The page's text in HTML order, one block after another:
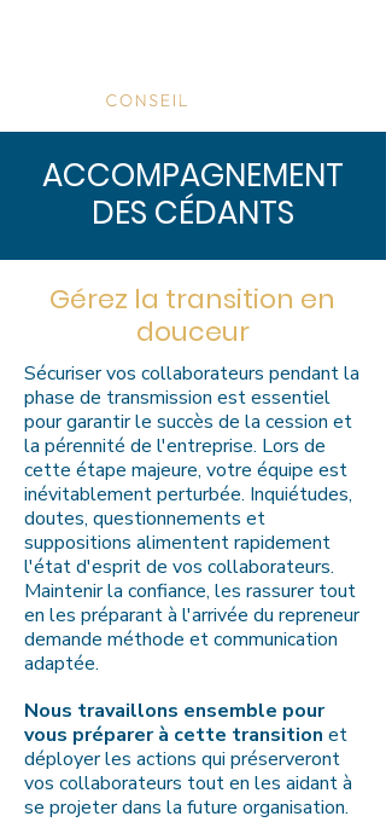
ACCOMPAGNEMENT
DES CÉDANTS
Gérez la transition en
douceur
Sécuriser vos collaborateurs pendant la
phase de transmission est essentiel
pour garantir le succès de la cession et
la pérennité de l'entreprise. Lors de
cette étape majeure, votre équipe est
inévitablement perturbée. Inquiétudes,
doutes, questionnements et
suppositions alimentent rapidement
l'état d'esprit de vos collaborateurs.
Maintenir la confiance, les rassurer tout
en les préparant à l'arrivée du repreneur
demande méthode et communication
adaptée.
Nous travaillons ensemble pour
vous préparer à cette transition et
déployer les actions qui préserveront
vos collaborateurs tout en les aidant à
se projeter dans la future organisation.